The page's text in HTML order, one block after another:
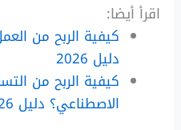
اقرأ أيضا:
كيفية الربح من
دليل 2026
كيفية الربح من
الاصطناعي؟ دليل 2026